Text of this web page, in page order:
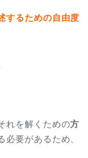
するための自由度
れを解くための方
必要があるため、